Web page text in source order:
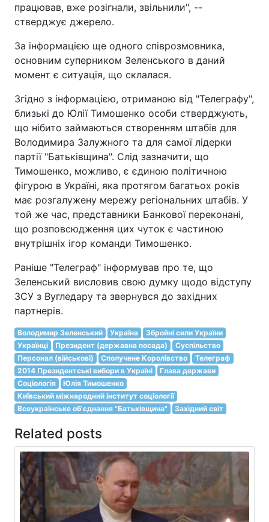
працював, вже розігнали, звільнили", --
стверджує джерело.
За інформацією ще одного співрозмовника,
основним суперником Зеленського в даний
момент є ситуація, що склалася.
Згідно з інформацією, отриманою від "Телеграфу",
близькі до Юлії Тимошенко особи стверджують,
що нібито займаються створенням штабів для
Володимира Залужного та для самої лідерки
партії "Батьківщина". Слід зазначити, що
Тимошенко, можливо, є єдиною політичною
фігурою в Україні, яка протягом багатьох років
має розгалужену мережу регіональних штабів. У
той же час, представники Банкової переконані,
що розповсюдження цих чуток є частиною
внутрішніх ігор команди Тимошенко.
Раніше "Телеграф" інформував про те, що
Зеленський висловив свою думку щодо відступу
ЗСУ з Вугледару та звернувся до західних
партнерів.
Володимир Зеленський Україна
Збройні сили України
Українці
Президент (державна посада)
Суспільство
Персонал (військові)
Сполучене Королівство
Телеграф
2014 Президентські вибори в Україні
Глава держави
Соціологія
Юлія Тимошенко
Київський міжнародний інститут соціології
Всеукраїнське об'єднання "Батьківщина"
Західний світ
Related posts